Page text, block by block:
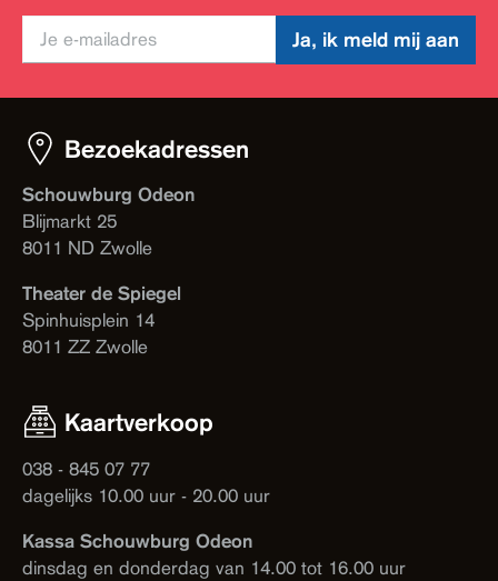
Ja, ik meld mij aan
Bezoekadressen
Schouwburg Odeon
Blijmarkt 25
8011 ND Zwolle
Theater de Spiegel
Spinhuisplein 14
8011 ZZ Zwolle
Kaartverkoop
038 - 845 07 77
dagelijks 10.00 uur - 20.00 uur
Kassa Schouwburg Odeon
dinsdag en donderdag van 14.00 tot 16.00 uur